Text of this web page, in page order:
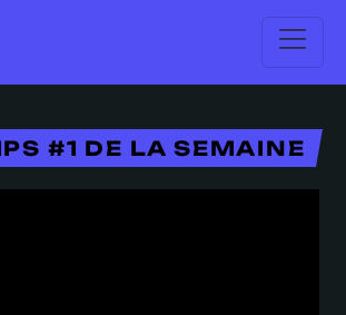
#1 DE LA SEMAINE